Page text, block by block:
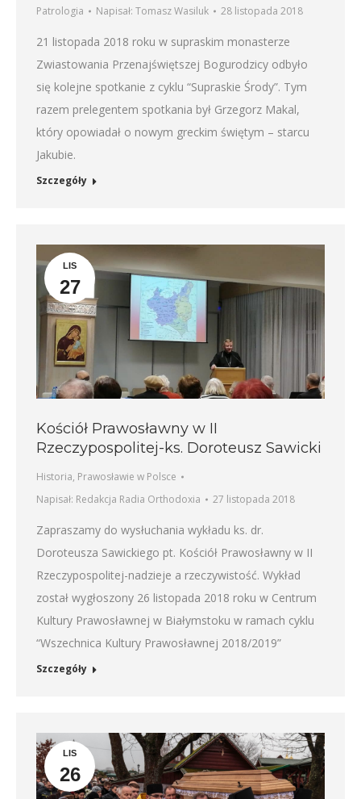
Patrologia Napisał: Tomasz Wasiluk 28 listopada 2018
21 listopada 2018 roku w supraskim monasterze
Zwiastowania Przenajświętszej Bogurodzicy odbyło
się kolejne spotkanie z cyklu “Supraskie Środy”. Tym
razem prelegentem spotkania był Grzegorz Makal,
który opowiadał o nowym greckim świętym – starcu
Jakubie.
Szczegóły
LIS
27
Kościół Prawosławny w II
Rzeczypospolitej-ks. Doroteusz Sawicki
Historia, Prawosławie w Polsce
Napisał: Redakcja Radia Orthodoxia 27 listopada 2018
Zapraszamy do wysłuchania wykładu ks. dr.
Doroteusza Sawickiego pt. Kościół Prawosławny w II
Rzeczypospolitej-nadzieje a rzeczywistość. Wykład
został wygłoszony 26 listopada 2018 roku w Centrum
Kultury Prawosławnej w Białymstoku w ramach cyklu
“Wszechnica Kultury Prawosławnej 2018/2019”
Szczegóły
LIS
26